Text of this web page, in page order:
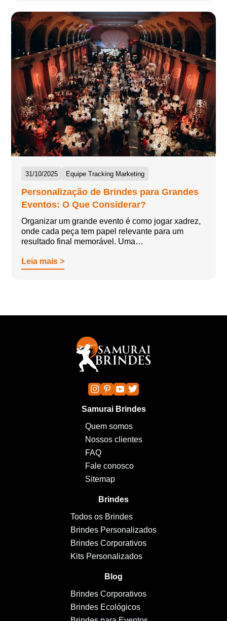
31/10/2025 Equipe Tracking Marketing
Personalização de Brindes para Grandes
Eventos: O Que Considerar?
Organizar um grande evento é como jogar xadrez,
onde cada peça tem papel relevante para um
resultado final memorável. Uma…
Leia mais >
Samurai Brindes
Quem somos
Nossos clientes
FAQ
Fale conosco
Sitemap
Brindes
Todos os Brindes
Brindes Personalizados
Brindes Corporativos
Kits Personalizados
Blog
Brindes Corporativos
Brindes Ecológicos